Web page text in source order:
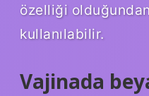
özelliği
kullanılabilir.
Vajinada